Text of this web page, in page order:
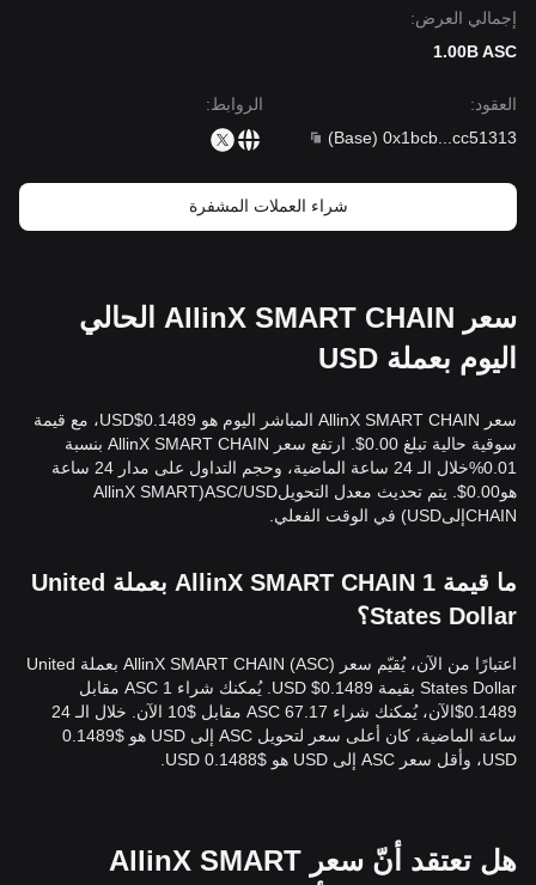
إجمالي العرض:
1.00B ASC
العقود:
0x1bcb
cc51313
(
Base
)
الروابط:
شراء العملات المشفرة
سعر AllinX SMART CHAIN الحالي
اليوم بعملة USD
سعر AllinX SMART CHAIN المباشر اليوم هو 0.1489$USD، مع قيمة
سوقية حالية تبلغ 0.00$. ارتفع سعر AllinX SMART CHAIN بنسبة
0.01%خلال الـ 24 ساعة الماضية، وحجم التداول على مدار 24 ساعة
هو0.00$. يتم تحديث معدل التحويلASC/USD(AllinX SMART
CHAINإلىUSD) في الوقت الفعلي.
ما قيمة 1 AllinX SMART CHAIN بعملة United
States Dollar؟
اعتبارًا من الآن، يُقيّم سعر AllinX SMART CHAIN (ASC) بعملة United
States Dollar بقيمة 0.1489$ USD. يُمكنك شراء 1 ASC مقابل
0.1489$الآن، يُمكنك شراء 67.17 ASC مقابل $10 الآن. خلال الـ 24
ساعة الماضية، كان أعلى سعر لتحويل ASC إلى USD هو $0.1489
USD، وأقل سعر ASC إلى USD هو $0.1488 USD.
هل تعتقد أنّ سعر AllinX SMART